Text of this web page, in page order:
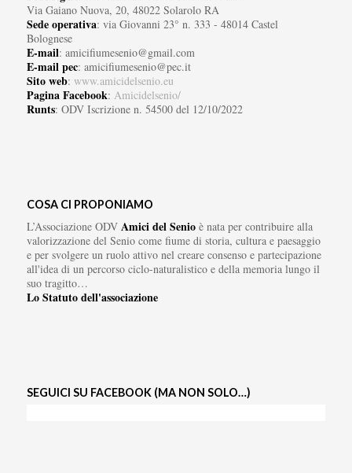
Via Gaiano Nuova, 20, 48022 Solarolo RA
Sede operativa: via Giovanni 23° n. 333 - 48014 Castel
Bolognese
E-mail: amicifiumesenio@gmail.com
E-mail pec: amicifiumesenio@pec.it
Sito web: www.amicidelsenio.eu
Pagina Facebook: Amicidelsenio/
Runts: ODV Iscrizione n. 54500 del 12/10/2022
COSA CI PROPONIAMO
L’Associazione ODV Amici del Senioè nata per contribuire alla
valorizzazione del Senio come fiume di storia, cultura e paesaggio
e per svolgere un ruolo attivo nel creare consenso e partecipazione
all'idea di un percorso ciclo-naturalistico e della memoria lungo il
suo tragitto…
Lo Statuto dell'associazione
SEGUICI SU FACEBOOK (MA NON SOLO…)